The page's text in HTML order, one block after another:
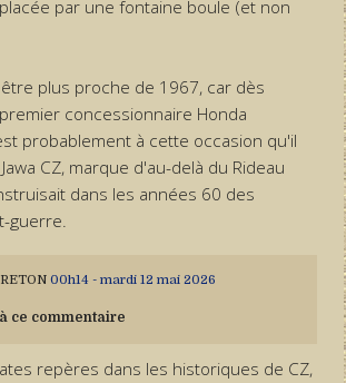
par une fontaine boule (et non
plus proche de 1967, car dès
concessionnaire Honda
probablement à cette occasion qu'il
CZ, marque d'au-delà du Rideau
dans les années 60 des
guerre.
00h14 - mardi 12 mai 2026
ce commentaire
repères dans les historiques de CZ,